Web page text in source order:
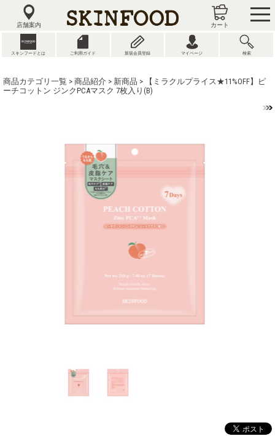
店舗案内 カート
スキンフードとは ご利用ガイド 新規会員登録 マイページ 検索
商品カテゴリ一覧 > 商品紹介 > 新商品 > 【ミラクルプライス★11%OFF】ピ
ーチコットン ジンクPCAマスク 7枚入り(B)